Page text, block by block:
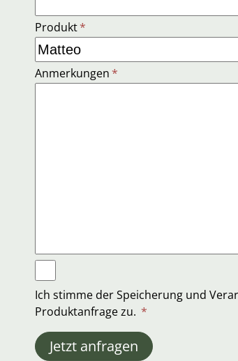
Produkt*
Anmerkungen *
Ich stimme der Speicherung und
Produktanfrage zu. *
Jetzt anfragen